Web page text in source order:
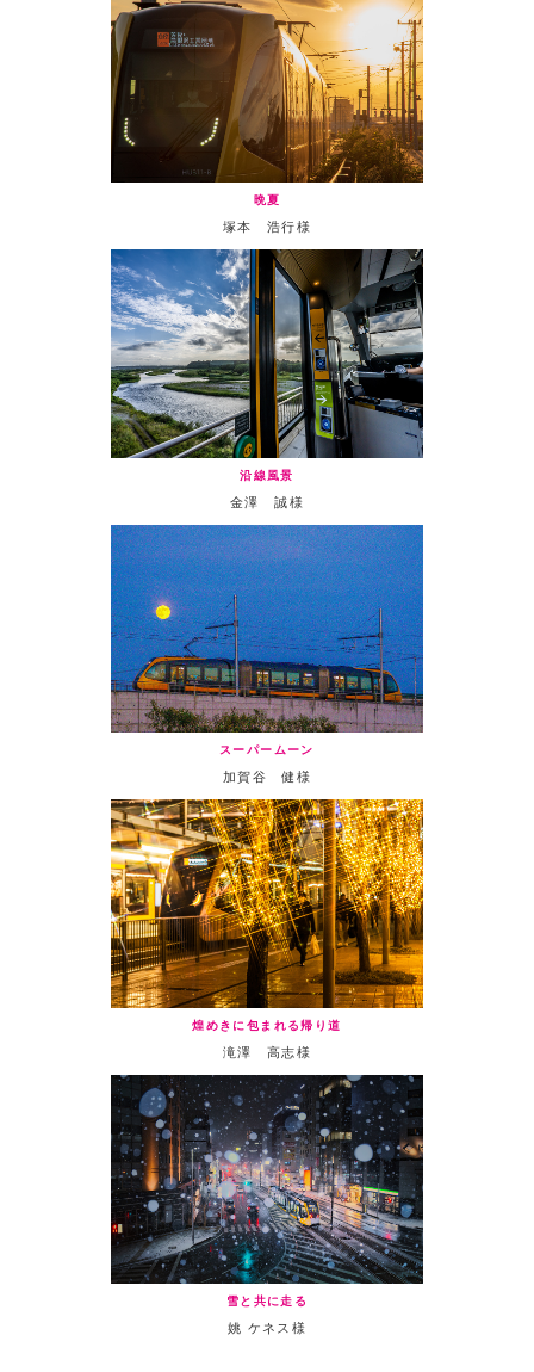
晩夏
塚本 浩行様
沿線風景
金澤 誠様
スーパームーン
加賀谷 健様
煌めきに包まれる帰り道
滝澤 高志様
雪と共に走る
姚 ケネス様